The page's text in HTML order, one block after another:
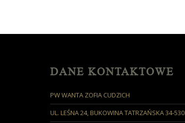
DANE KONTAKTOWE
PW WANTA ZOFIA CUDZICH
UL. LEŚNA 24, BUKOWINA TATRZAŃSKA 34-530